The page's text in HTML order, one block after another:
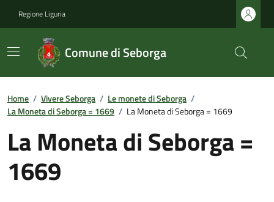
Regione Liguria
Comune di Seborga
Home / Vivere Seborga / Le monete di Seborga /
La Moneta di Seborga = 1669 / La Moneta di Seborga = 1669
La Moneta di Seborga =
1669